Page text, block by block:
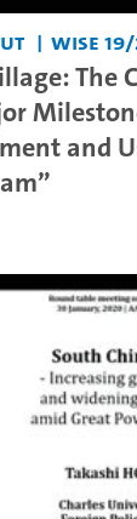
WiSe
The
and